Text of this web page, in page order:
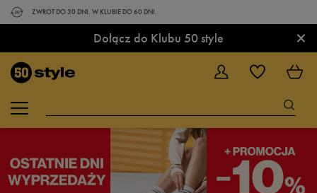
ZWROT DO 30 DNI. W KLUBIE DO 60 DNI.
Dołącz do Klubu 50 style ×